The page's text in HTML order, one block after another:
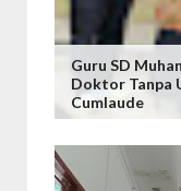
Guru SD
Doktor Tanpa
Cumlaude